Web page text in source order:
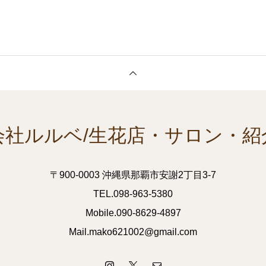
社ルルベ/生花店・サロン・紹
〒900-0003 沖縄県那覇市安謝2丁目3-7
TEL.098-963-5380
Mobile.090-8629-4897
Mail.mako621002@gmail.com